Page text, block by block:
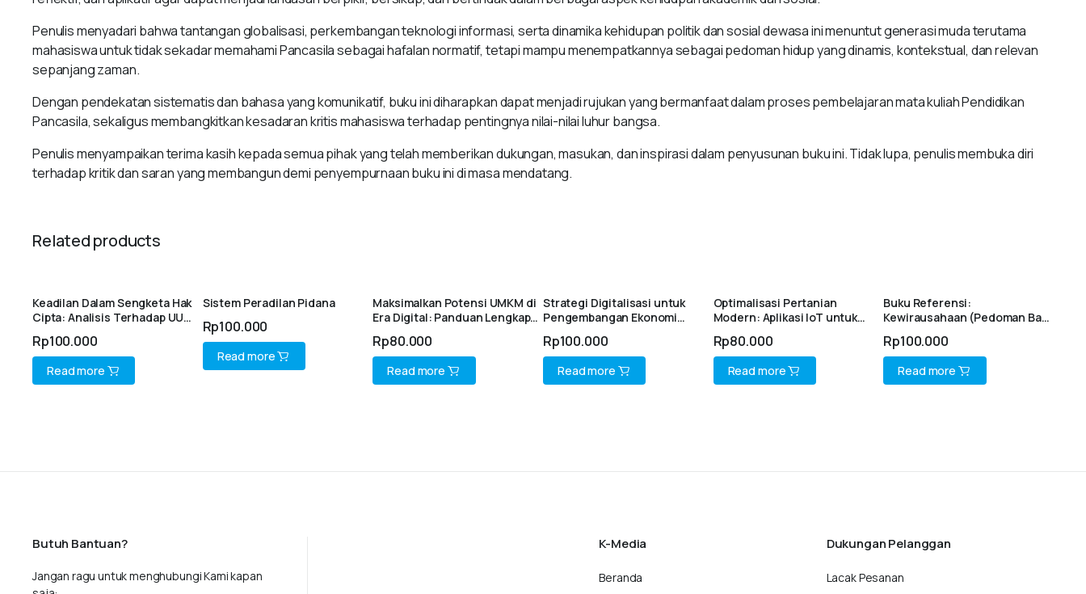
Penulis menyadari bahwa tantangan globalisasi, perkembangan teknologi informasi, serta dinamika kehidupan politik dan sosial dewasa ini menuntut generasi muda terutama
mahasiswa untuk tidak sekadar memahami Pancasila sebagai hafalan normatif, tetapi mampu menempatkannya sebagai pedoman hidup yang dinamis, kontekstual, dan relevan
sepanjang zaman.
Dengan pendekatan sistematis dan bahasa yang komunikatif, buku ini diharapkan dapat menjadi rujukan yang bermanfaat dalam proses pembelajaran mata kuliah Pendidikan
Pancasila, sekaligus membangkitkan kesadaran kritis mahasiswa terhadap pentingnya nilai-nilai luhur bangsa.
Penulis menyampaikan terima kasih kepada semua pihak yang telah memberikan dukungan, masukan, dan inspirasi dalam penyusunan buku ini. Tidak lupa, penulis membuka diri
terhadap kritik dan saran yang membangun demi penyempurnaan buku ini di masa mendatang.
Related products
Keadilan Dalam Sengketa Hak
Cipta: Analisis Terhadap UU
Rp100.000
Read more
Sistem Peradilan Pidana
Rp100.000
Read more
Maksimalkan Potensi UMKM di
Era Digital: Panduan Lengkap
Pertumbuhan Bisnis
Rp80.000
Read more
Strategi Digitalisasi untuk
Pengembangan Ekonomi
Rp100.000
Read more
Optimalisasi Pertanian
Modern: Aplikasi IoT untuk
Rp80.000
Read more
Buku Referensi:
Kewirausahaan (Pedoman Bagi
Rp100.000
Read more
Butuh Bantuan?
Jangan ragu untuk menghubungi Kami kapan
K-Media
Beranda
Dukungan Pelanggan
Lacak Pesanan